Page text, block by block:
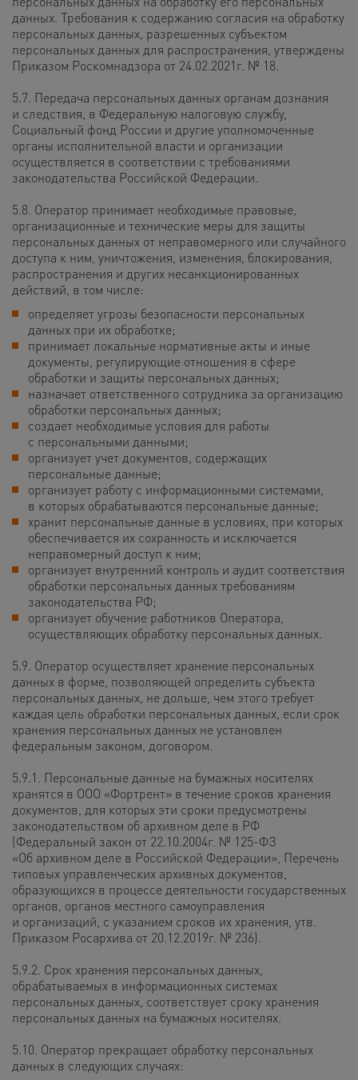
данных. Требования к содержанию согласия на обработку
персональных данных, разрешенных субъектом
персональных данных для распространения, утверждены
Приказом Роскомнадзора от 24.02.2021г. № 18.
5.7. Передача персональных данных органам дознания
и следствия, в Федеральную налоговую службу,
Социальный фонд России и другие уполномоченные
органы исполнительной власти и организации
осуществляется в соответствии с требованиями
законодательства Российской Федерации.
5.8. Оператор принимает необходимые правовые,
организационные и технические меры для защиты
персональных данных от неправомерного или случайного
доступа к ним, уничтожения, изменения, блокирования,
распространения и других несанкционированных
действий, в том числе:
определяет угрозы безопасности персональных
данных при их обработке;
принимает локальные нормативные акты и иные
документы, регулирующие отношения в сфере
обработки и защиты персональных данных;
назначает ответственного сотрудника за организацию
обработки персональных данных;
создает необходимые условия для работы
с персональными данными;
организует учет документов, содержащих
персональные данные;
организует работу с информационными системами,
в которых обрабатываются персональные данные;
хранит персональные данные в условиях, при которых
обеспечивается их сохранность и исключается
неправомерный доступ к ним;
организует внутренний контроль и аудит соответствия
обработки персональных данных требованиям
законодательства РФ;
организует обучение работников Оператора,
осуществляющих обработку персональных данных.
5.9. Оператор осуществляет хранение персональных
данных в форме, позволяющей определить субъекта
персональных данных, не дольше, чем этого требует
каждая цель обработки персональных данных, если срок
хранения персональных данных не установлен
федеральным законом, договором.
5.9.1. Персональные данные на бумажных носителях
хранятся в ООО «Фортрент» в течение сроков хранения
документов, для которых эти сроки предусмотрены
законодательством об архивном деле в РФ
(Федеральный закон от 22.10.2004г. № 125-ФЗ
«Об архивном деле в Российской Федерации», Перечень
типовых управленческих архивных документов,
образующихся в процессе деятельности государственных
органов, органов местного самоуправления
и организаций, с указанием сроков их хранения, утв.
Приказом Росархива от 20.12.2019г. № 236).
5.9.2. Срок хранения персональных данных,
обрабатываемых в информационных системах
персональных данных, соответствует сроку хранения
персональных данных на бумажных носителях.
5.10. Оператор прекращает обработку персональных
данных в следующих случаях: